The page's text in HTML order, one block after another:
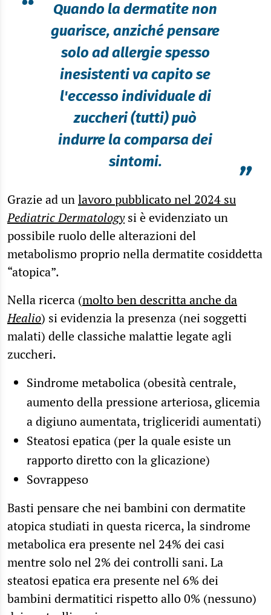
“
Quando la dermatite non
guarisce, anziché pensare
solo ad allergie spesso
inesistenti va capito se
l'eccesso individuale di
zuccheri (tutti) può
indurre la comparsa dei
sintomi.
”
Grazie ad unlavoro pubblicato nel 2024 su
Pediatric Dermatologysi è evidenziato un
possibile ruolo delle alterazioni del
metabolismo proprio nella dermatite cosiddetta
“atopica”.
Nella ricerca (molto ben descritta anche da
Healio) si evidenzia la presenza (nei soggetti
malati) delle classiche malattie legate agli
zuccheri.
Sindrome metabolica (obesità centrale,
aumento della pressione arteriosa, glicemia
a digiuno aumentata, trigliceridi aumentati)
Steatosi epatica (per la quale esiste un
rapporto diretto con la glicazione)
Sovrappeso
Basti pensare che nei bambini con dermatite
atopica studiati in questa ricerca, la sindrome
metabolica era presente nel 24% dei casi
mentre solo nel 2% dei controlli sani. La
steatosi epatica era presente nel 6% dei
bambini dermatitici rispetto allo 0% (nessuno)